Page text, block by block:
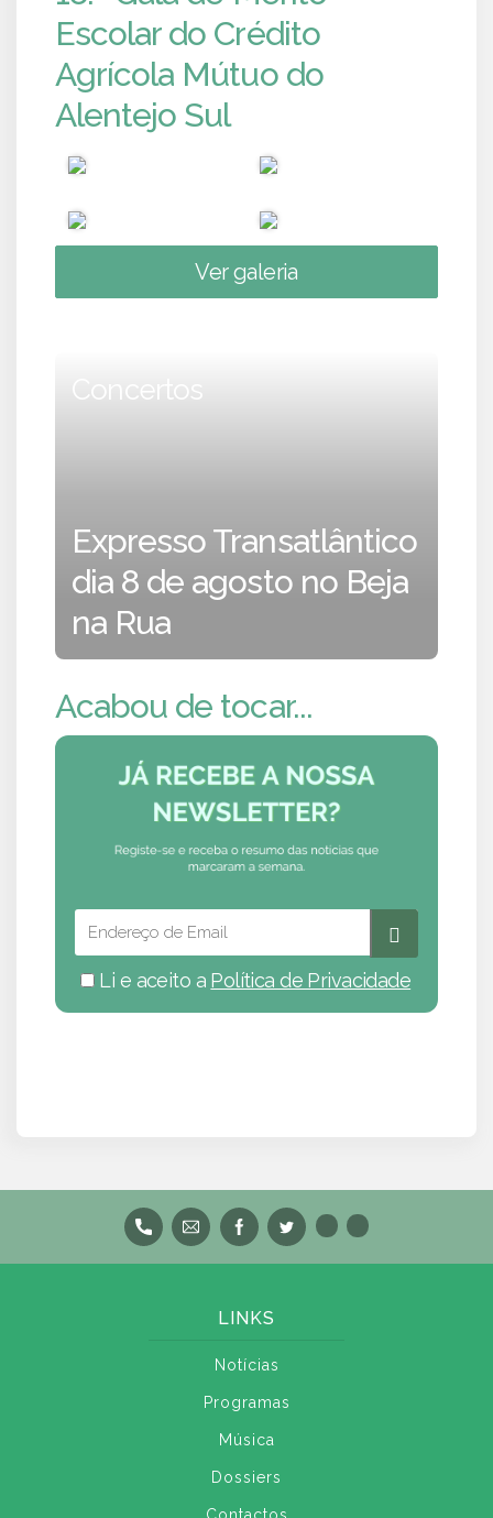
Escolar do Crédito
Agrícola Mútuo do
Alentejo Sul
Ver galeria
Concertos
Expresso Transatlântico
dia 8 de agosto no Beja
na Rua
Acabou de tocar...
Li e aceito a Política de Privacidade
LINKS
Notícias
Programas
Música
Dossiers